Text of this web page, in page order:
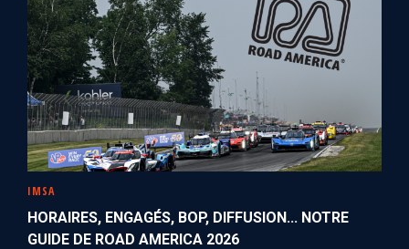
IMSA
HORAIRES, ENGAGÉS, BOP, DIFFUSION... NOTRE
GUIDE DE ROAD AMERICA 2026